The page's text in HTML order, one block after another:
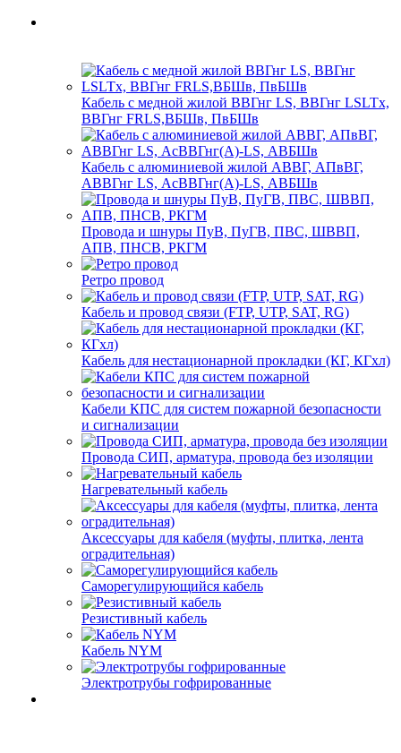
Кабель с медной жилой ВВГнг LS, ВВГнг LSLTx,
ВВГнг FRLS,ВБШв, ПвБШв
Кабель с алюминиевой жилой АВВГ, АПвВГ,
АВВГнг LS, АсВВГнг(А)-LS, АВБШв
Провода и шнуры ПуВ, ПуГВ, ПВС, ШВВП,
АПВ, ПНСВ, РКГМ
Ретро провод
Кабель и провод связи (FTP, UTP, SAT, RG)
Кабель для нестационарной прокладки (КГ, КГхл)
Кабели КПС для систем пожарной безопасности
и сигнализации
Провода СИП, арматура, провода без изоляции
Нагревательный кабель
Аксессуары для кабеля (муфты, плитка, лента
оградительная)
Саморегулирующийся кабель
Резистивный кабель
Кабель NYM
Электротрубы гофрированные